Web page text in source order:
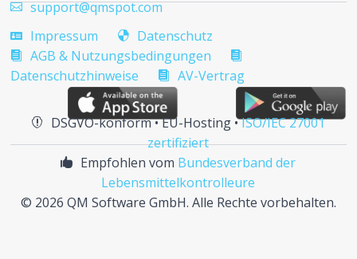
 support@qmspot.com
 Impressum  Datenschutz
 AGB & Nutzungsbedingungen 
Datenschutzhinweise  AV-Vertrag
 DSGVO-konform • EU-Hosting •ISO/IEC 27001
zertifiziert
 Empfohlen vom Bundesverband der
Lebensmittelkontrolleure
© 2026 QM Software GmbH. Alle Rechte vorbehalten.